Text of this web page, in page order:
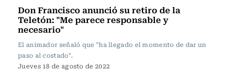
Don Francisco anunció su retiro de la
Teletón: "Me parece responsable y
necesario"
El animador señaló que "ha llegado el momento de dar un
paso al costado".
Jueves 18 de agosto de 2022